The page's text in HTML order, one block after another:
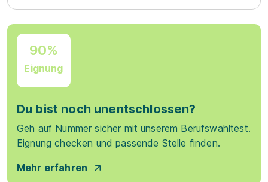
90%
Eignung
Du bist noch unentschlossen?
Geh auf Nummer sicher mit unserem Berufswahltest.
Eignung checken und passende Stelle finden.
Mehr erfahren